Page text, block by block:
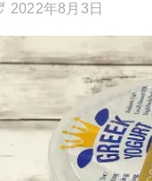
2022年8月3日